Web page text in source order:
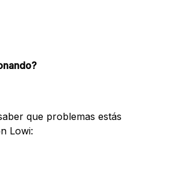
que problemas estás
Lowi: